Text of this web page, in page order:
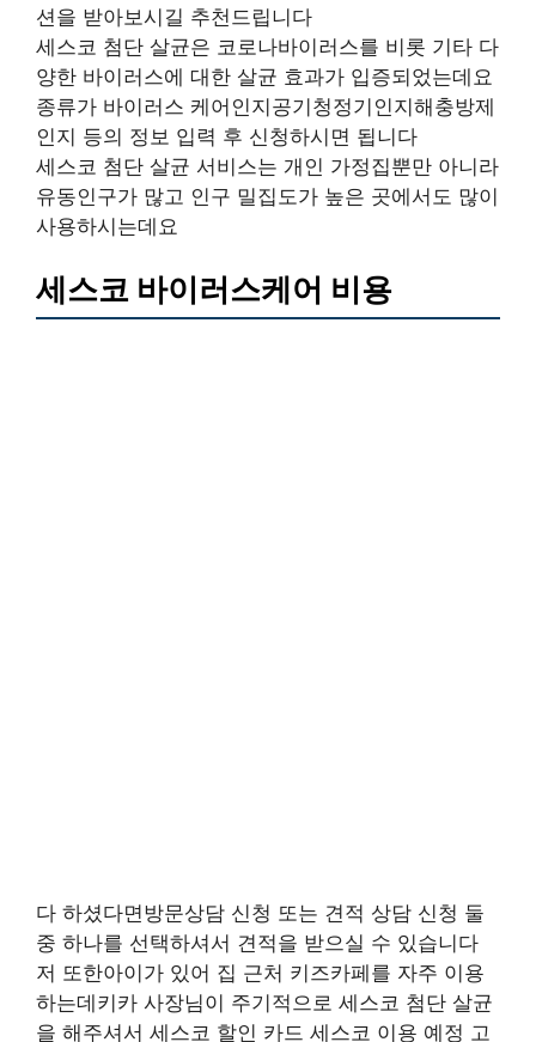
션을 받아보시길 추천드립니다
세스코 첨단 살균은 코로나바이러스를 비롯 기타 다
양한 바이러스에 대한 살균 효과가 입증되었는데요
종류가 바이러스 케어인지공기청정기인지해충방제
인지 등의 정보 입력 후 신청하시면 됩니다
세스코 첨단 살균 서비스는 개인 가정집뿐만 아니라
유동인구가 많고 인구 밀집도가 높은 곳에서도 많이
사용하시는데요
세스코 바이러스케어 비용
다 하셨다면방문상담 신청 또는 견적 상담 신청 둘
중 하나를 선택하셔서 견적을 받으실 수 있습니다
저 또한아이가 있어 집 근처 키즈카페를 자주 이용
하는데키카 사장님이 주기적으로 세스코 첨단 살균
을 해주셔서 세스코 할인 카드 세스코 이용 예정 고